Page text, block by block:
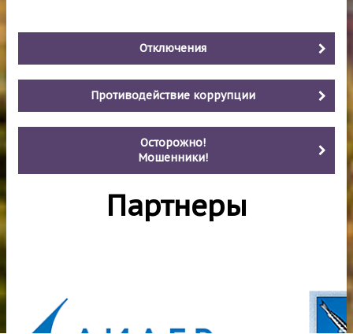
Отключения
Противодействие коррупции
Осторожно!
Мошенники!
Партнеры